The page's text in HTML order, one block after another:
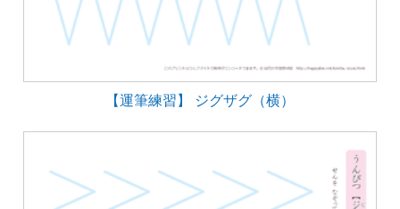
【運筆練習】 ジグザグ（横）